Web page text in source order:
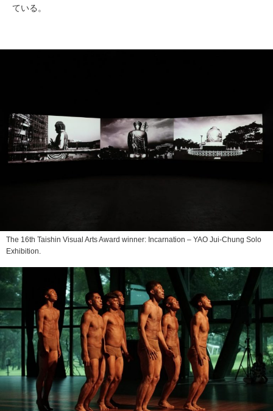
ている。
The 16th Taishin Visual Arts Award winner: Incarnation – YAO Jui-Chung Solo
Exhibition.